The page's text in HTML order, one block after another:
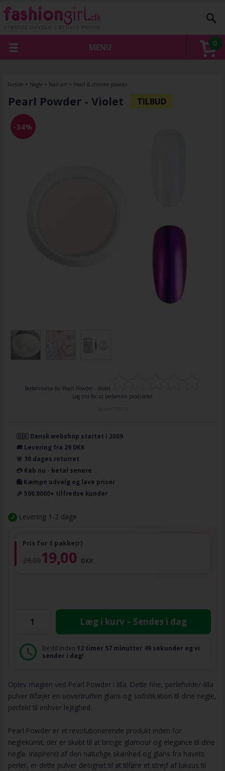
0
MENU
Forside » Negle » Nail art » Pearl & chrome powder
Pearl Powder - Violet
-34%
Bedømmelse for Pearl Powder - Violet
Log ind for at bedømme produktet
🇩🇰 Dansk webshop startet i 2009
🚚 Levering fra 29 DKK
🌸 30 dages returret
💳 Køb nu - betal senere
🛍️ Kæmpe udvalg og lave priser
🎉 500.0000+ tilfredse kunder
Levering 1-2 dage
Pris for 1 pakke(r)
19,00 DKK
Læg i kurv – Sendes i dag
Bestil inden 12 timer 57 minutter 49 sekunder og vi
sender i dag!
Oplev magien ved Pearl Powder i lilla. Dette fine, perlehvide/-lilla
pulver tilføjer en uovertruffen glans og sofistikation til dine negle,
perfekt til enhver lejlighed.
Pearl Powder er et revolutionerende produkt inden for
neglekunst, der er skabt til at bringe glamour og elegance til dine
negle. Inspireret af den naturlige skønhed og glans fra havets
perler, er dette pulver designet til at tilføre et strejf af luksus til